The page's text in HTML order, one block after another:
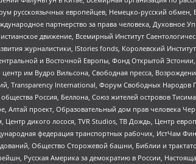
русскоязычных европейцев, Немецко-русский обмен,
партнерство за права человека, Духовное
движение, Всемирный Институт
журналистики, IStories fonds, Королевский
и Восточной Европы, Фонд Открытой
им Вудро Вильсона, Свободная пресса,
International, Форум Свободных Народов
Россия, Беллона, Союз жителей островов
проект, Образовательный дом прав человека
дикого лосося, TVR Studios, ТВ Дождь, Центр
федерация транспортных рабочих, ИстЧам
Общество Сторожевой башни, Библии и
Русская Америка за демократию в России,